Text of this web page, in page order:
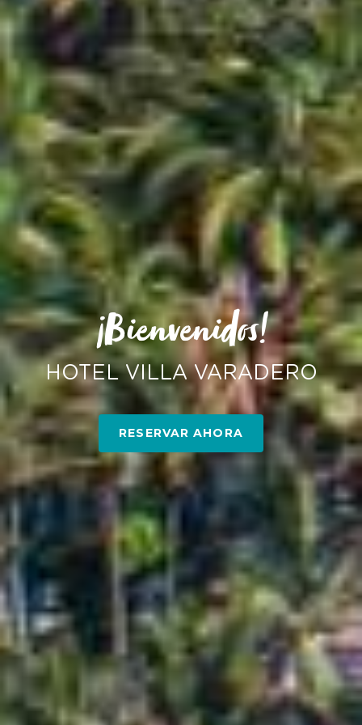
¡Bienvenidos!
HOTEL VILLA VARADERO
RESERVAR AHORA